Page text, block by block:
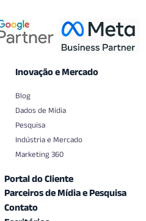
Inovação e Mercado
Blog
Dados de Mídia
Pesquisa
Indústria e Mercado
Marketing 360
Portal do Cliente
Parceiros de Mídia e Pesquisa
Contato